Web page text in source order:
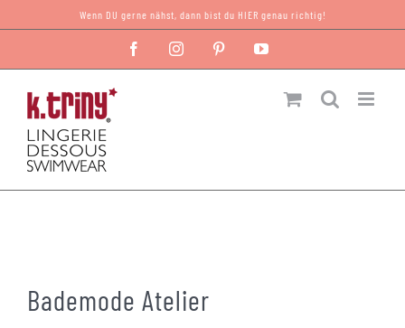
Inhalt
Wenn DU gerne nähst, dann bist du HIER genau richtig!
FacebookInstagramPinterest
Bademode Atelier